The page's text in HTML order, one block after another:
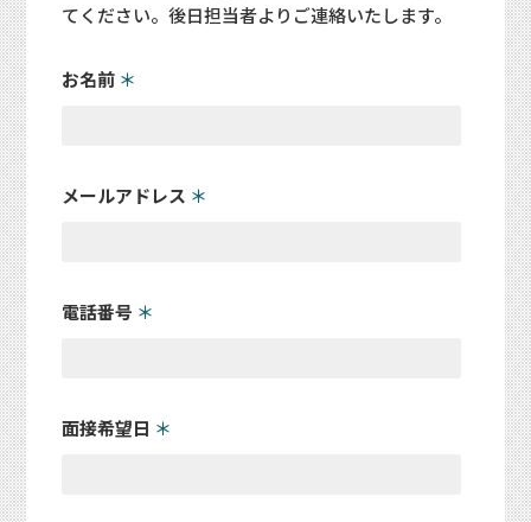
てください。後日担当者よりご連絡いたします。
お名前 ＊
メールアドレス ＊
電話番号 ＊
面接希望日 ＊